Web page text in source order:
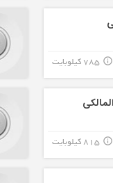
785 کیلوبایتinfo_outline
815 کیلوبایتinfo_outline